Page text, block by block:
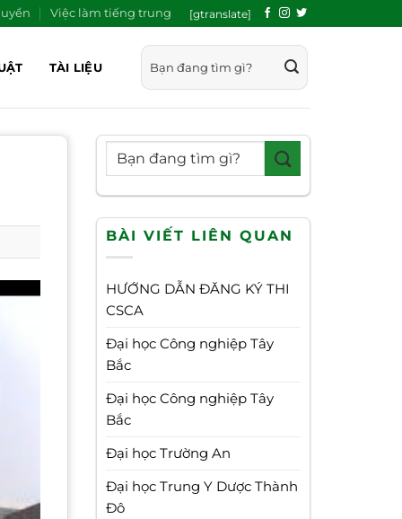
Việc làm tiếng trung [gtranslate]
TÀI LIỆU
BÀI VIẾT LIÊN QUAN
HƯỚNG DẪN ĐĂNG KÝ THI
CSCA
Đại học Công nghiệp Tây
Bắc
Đại học Công nghiệp Tây
Bắc
Đại học Trường An
Đại học Trung Y Dược Thành
Đô